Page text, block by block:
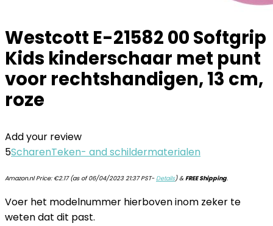
Westcott E-21582 00 Softgrip
Kids kinderschaar met punt
voor rechtshandigen, 13 cm,
roze
Add your review
5ScharenTeken- and schildermaterialen
Amazon.nl Price: €2.17(as of 06/04/2023 21:37 PST-Details)&FREE Shipping.
Voer het modelnummer hierboven inom zeker te
weten dat dit past.